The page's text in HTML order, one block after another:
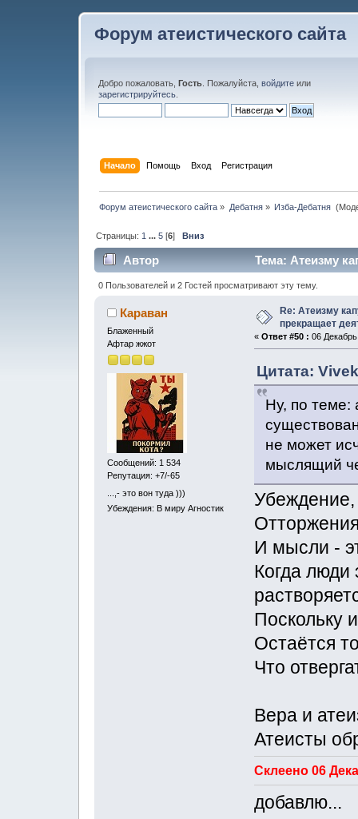
Форум атеистического сайта
Добро пожаловать, Гость . Пожалуйста, войдите или
зарегистрируйтесь
Начало Помощь Вход Регистрация
Форум атеистического сайта » Дебатня» Изба-Дебатня
Страницы: 1 ...5 [6]Вниз
Автор
Тема: Атеизму
(Прочитано 59427 раз)
0 Пользователей и 2 Гостей просматривают эту тему.
Караван
Блаженный
Афтар жжот
Сообщений: 1 534
Репутация: +7/-65
...,- это вон туда )))
Убеждения: В миру Агностик
Re: Атеизму
прекращает
« Ответ #50 : 06
Цитата:
Ну, по теме:
не может
мыслящий
Убеждение,
И мысли -
Когда люди
Поскольку
Остаётся
Что
Вера и
Атеисты
Склеено 06
добавлю...